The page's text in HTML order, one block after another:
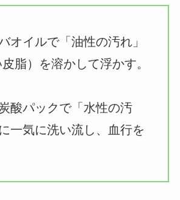
オイルで「油性の汚れ」
脂）を溶かして浮かす。
酸パックで「水性の汚
一気に洗い流し、血行を